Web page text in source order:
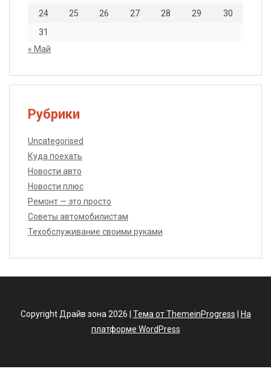
24
25 26 27 28 29
30
31
« Май
Рубрики
Uncategorised
Куда поехать
Новости авто
Новости плюс
Ремонт — это просто
Советы автомобилистам
Техобслуживание своими руками
Copyright Драйв зона 2026 | Тема от ThemeinProgress
На
платформе WordPress